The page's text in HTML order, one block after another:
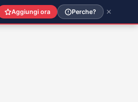
Aggiungi ora Perche?